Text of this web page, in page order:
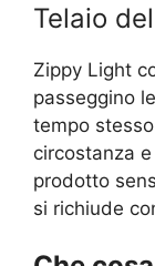
Telaio
Zippy Light
passeggino
tempo
circostanza
prodotto
si richiude